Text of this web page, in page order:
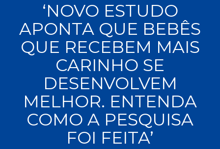
Administração,
RH
Astrologia
Atualidades,
Política,
Direitos
Humanos
(133)
Autoajuda
PROMOÇÕES
MAIS
VENDIDOS
AUTORES
PROFESSORES
‘NOVO ESTUDO
APONTA QUE BEBÊS
QUE RECEBEM MAIS
CARINHO SE
DESENVOLVEM
MELHOR. ENTENDA
COMO A PESQUISA
FOI FEITA’